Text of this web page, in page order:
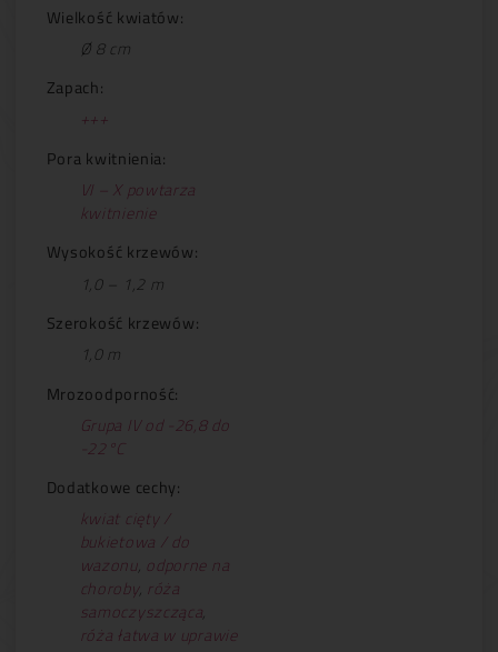
Wielkość kwiatów:
Ø 8 cm
Zapach:
+++
Pora kwitnienia:
VI – X powtarza
kwitnienie
Wysokość krzewów:
1,0 – 1,2 m
Szerokość krzewów:
1,0 m
Mrozoodporność:
Grupa IV od -26,8 do
-22°C
Dodatkowe cechy:
kwiat cięty /
bukietowa / do
wazonu, odporne na
choroby, róża
samoczyszcząca,
róża łatwa w uprawie